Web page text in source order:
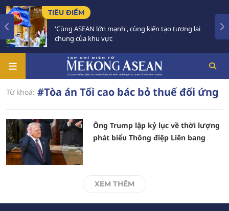
TIÊU ĐIỂM
'Cùng ASEAN lớn mạnh', cùng kiến tạo tương lai
chung của khu vực
Từ khoá: #Tòa án Tối cao bác bỏ thuế đối ứng
Ông Trump lập kỷ lục về thời lượng
phát biểu Thông điệp Liên bang
XEM THÊM